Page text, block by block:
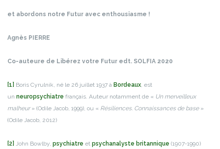
et abordons notre Futur avec enthousiasme !
Agnès PIERRE
Co-auteure de Libérez votre Futur edt. SOLFIA 2020
[1] Boris Cyrulnik, né le 26 juillet 1937 à Bordeaux, est
un neuropsychiatre français. Auteur notamment de « Un merveilleux
malheur» (Odile Jacob, 1999), ou « Résiliences. Connaissances de base»
(Odile Jacob, 2012)
[2] John Bowlby, psychiatre et psychanalyste britannique (1907-1990)